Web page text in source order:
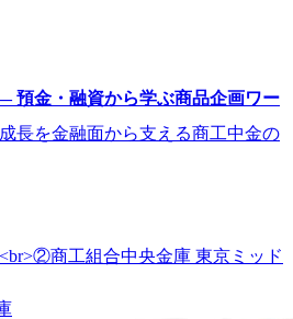
預金・融資から学ぶ商品企画ワー
長を金融面から支える商工中金の
商工組合中央金庫 東京ミッド